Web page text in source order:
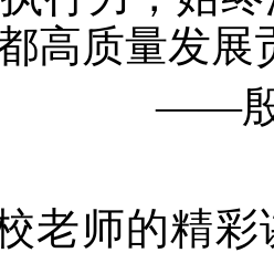
高质量发展
——殷
老师的精